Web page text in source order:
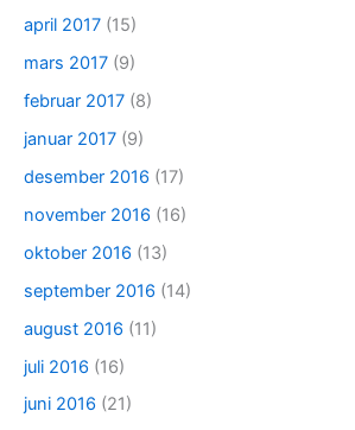
april 2017 (15)
mars 2017 (9)
februar 2017 (8)
januar 2017 (9)
desember 2016 (17)
november 2016 (16)
oktober 2016 (13)
september 2016 (14)
august 2016 (11)
juli 2016 (16)
juni 2016 (21)